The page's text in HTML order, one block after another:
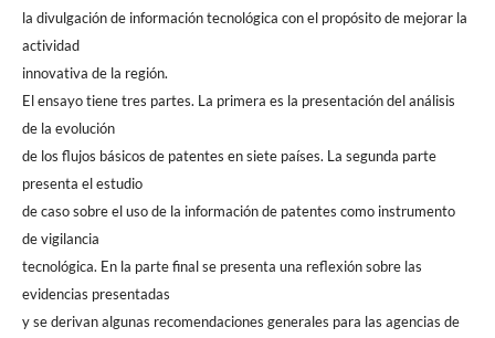
la divulgación de información tecnológica con el propósito de mejorar la
actividad
innovativa de la región.
El ensayo tiene tres partes. La primera es la presentación del análisis
de la evolución
de los flujos básicos de patentes en siete países. La segunda parte
presenta el estudio
de caso sobre el uso de la información de patentes como instrumento
de vigilancia
tecnológica. En la parte final se presenta una reflexión sobre las
evidencias presentadas
y se derivan algunas recomendaciones generales para las agencias de